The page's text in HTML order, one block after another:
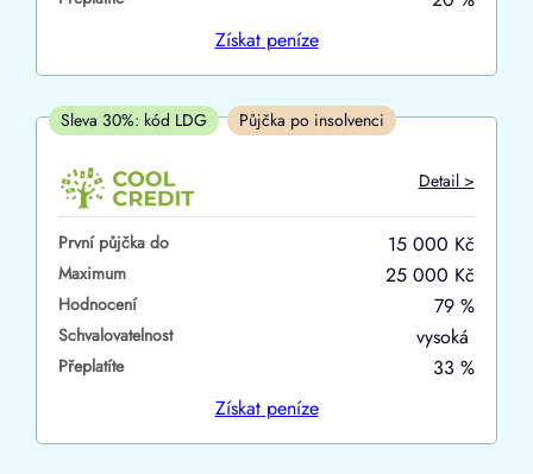
ne
V hotovosti
ano
Získatpeníze
Sleva 30%: kód LDG Půjčka po insolvenci
Detail >
První půjčka do 15 000 Kč
Maximum 25 000 Kč
Hodnocení 79 %
Schvalovatelnost vysoká
Přeplatíte
33 %
Získatpeníze